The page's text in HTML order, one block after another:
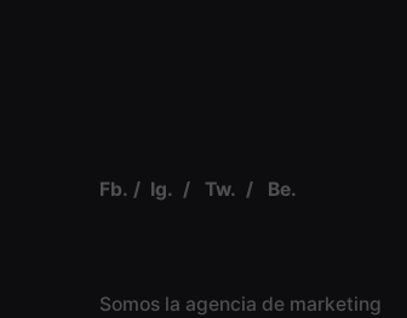
Fb. / Ig. / Tw. / Be.
Somos la agencia de marketing